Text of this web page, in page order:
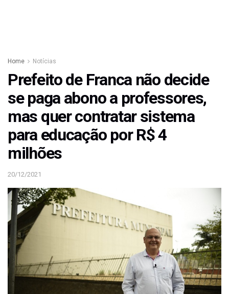
Home Notícias
Prefeito de Franca não decide
se paga abono a professores,
mas quer contratar sistema
para educação por R$ 4
milhões
20/12/2021